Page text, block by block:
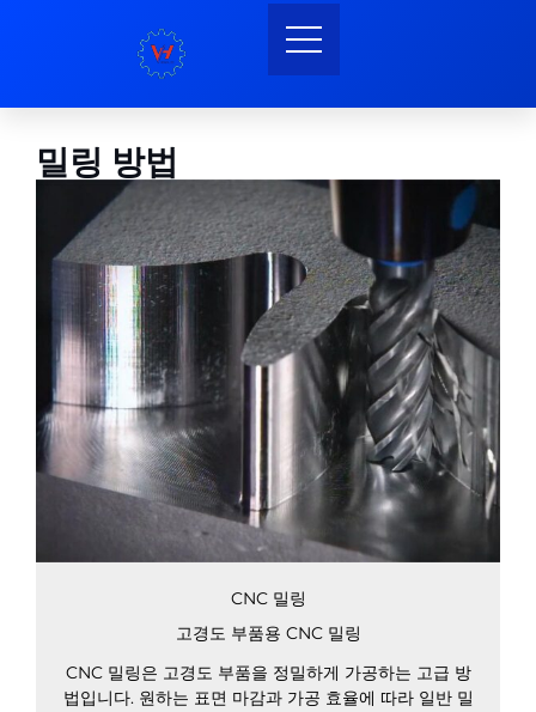
밀링 방법
CNC 밀링
고경도 부품용 CNC 밀링
CNC 밀링은 고경도 부품을 정밀하게 가공하는 고급 방
법입니다. 원하는 표면 마감과 가공 효율에 따라 일반 밀